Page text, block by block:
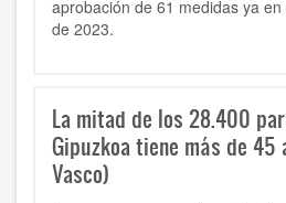
aprobación de 61 medidas ya
de 2023.
La mitad de los 28.400
Gipuzkoa tiene más de 45
Vasco)